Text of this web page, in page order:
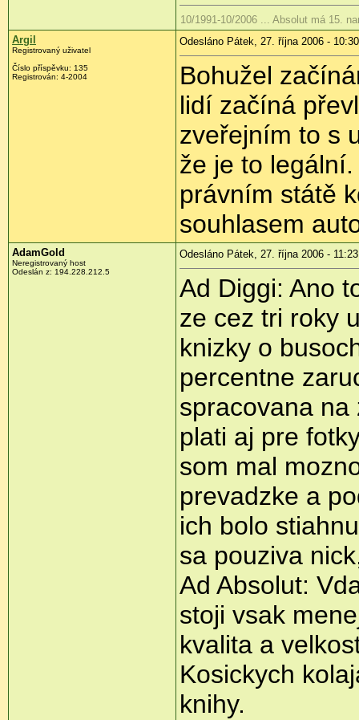
10/1991-10/2006 ... Absolut má 15.
Argil
Registrovaný uživatel
Číslo příspěvku: 135
Registrován: 4-2004
Odesláno Pátek, 27. října 2006 - 10:30
Bohužel
lidí začíná
zveřejním to s
že je to
právním státě
souhlasem
AdamGold
Neregistrovaný host
Odeslán z: 194.228.212.5
Odesláno Pátek, 27. října 2006 - 11:23
Ad Diggi: Ano
ze cez tri roky
knizky o
percentne
spracovana na
plati aj pre
som mal
prevadzke a
ich bolo
sa pouziva
Ad Absolut:
stoji vsak
kvalita a
Kosickych
knihy.